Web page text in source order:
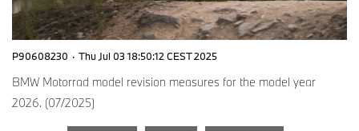
P90608230 · Thu Jul 03 18:50:12 CEST 2025
BMW Motorrad model revision measures for the model year
2026. (07/2025)